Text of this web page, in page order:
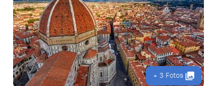
+ 3 Fotos